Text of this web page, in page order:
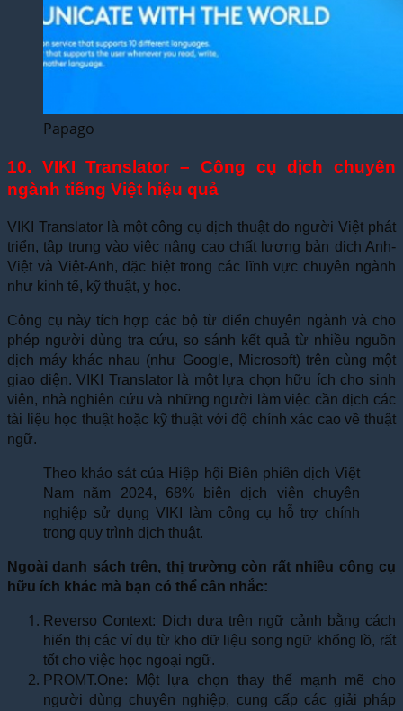
Papago
10. VIKI Translator – Công cụ dịch chuyên
ngành tiếng Việt hiệu quả
VIKI Translator là một công cụ dịch thuật do người Việt phát
triển, tập trung vào việc nâng cao chất lượng bản dịch Anh-
Việt và Việt-Anh, đặc biệt trong các lĩnh vực chuyên ngành
như kinh tế, kỹ thuật, y học.
Công cụ này tích hợp các bộ từ điển chuyên ngành và cho
phép người dùng tra cứu, so sánh kết quả từ nhiều nguồn
dịch máy khác nhau (như Google, Microsoft) trên cùng một
giao diện. VIKI Translator là một lựa chọn hữu ích cho sinh
viên, nhà nghiên cứu và những người làm việc cần dịch các
tài liệu học thuật hoặc kỹ thuật với độ chính xác cao về thuật
ngữ.
Theo khảo sát của Hiệp hội Biên phiên dịch Việt
Nam năm 2024, 68% biên dịch viên chuyên
nghiệp sử dụng VIKI làm công cụ hỗ trợ chính
trong quy trình dịch thuật.
Ngoài danh sách trên, thị trường còn rất nhiều công cụ
hữu ích khác mà bạn có thể cân nhắc:
Reverso Context: Dịch dựa trên ngữ cảnh bằng cách
hiển thị các ví dụ từ kho dữ liệu song ngữ khổng lồ, rất
tốt cho việc học ngoại ngữ.
PROMT.One: Một lựa chọn thay thế mạnh mẽ cho
người dùng chuyên nghiệp, cung cấp các giải pháp